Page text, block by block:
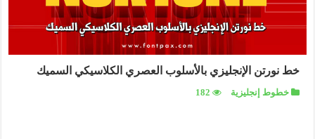
خط نورتن الإنجليزي بالأسلوب العصري الكلاسيكي السميك
خطوط إنجليزية 182